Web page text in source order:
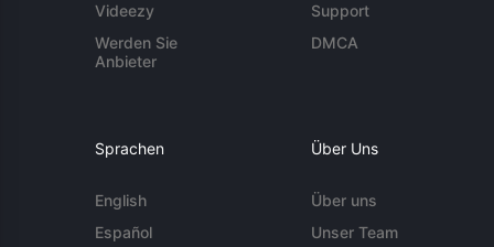
Videezy
Werden Sie
Anbieter
Support
DMCA
Sprachen
English
Español
Über Uns
Über uns
Unser Team